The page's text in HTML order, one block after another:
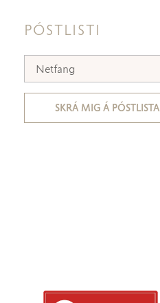
PÓSTLISTI
SKRÁ MIG Á PÓSTLISTA